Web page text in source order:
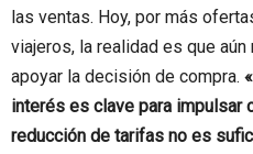
las ventas. Hoy, por más
viajeros, la realidad es que
apoyar la decisión de compra.
interés es clave para impulsar
reducción de tarifas no es